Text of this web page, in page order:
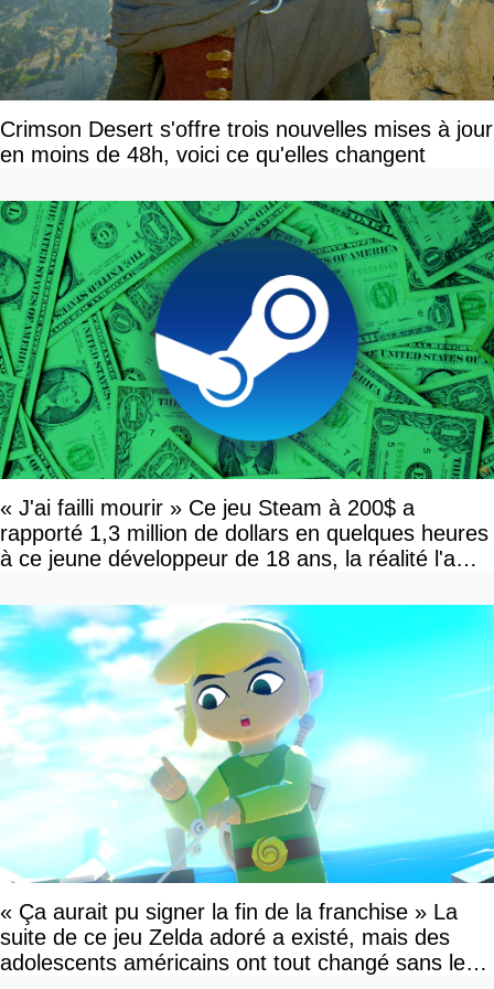
Crimson Desert s'offre trois nouvelles mises à jour
en moins de 48h, voici ce qu'elles changent
« J'ai failli mourir » Ce jeu Steam à 200$ a
rapporté 1,3 million de dollars en quelques heures
à ce jeune développeur de 18 ans, la réalité l'a
« Ça aurait pu signer la fin de la franchise » La
suite de ce jeu Zelda adoré a existé, mais des
adolescents américains ont tout changé sans le